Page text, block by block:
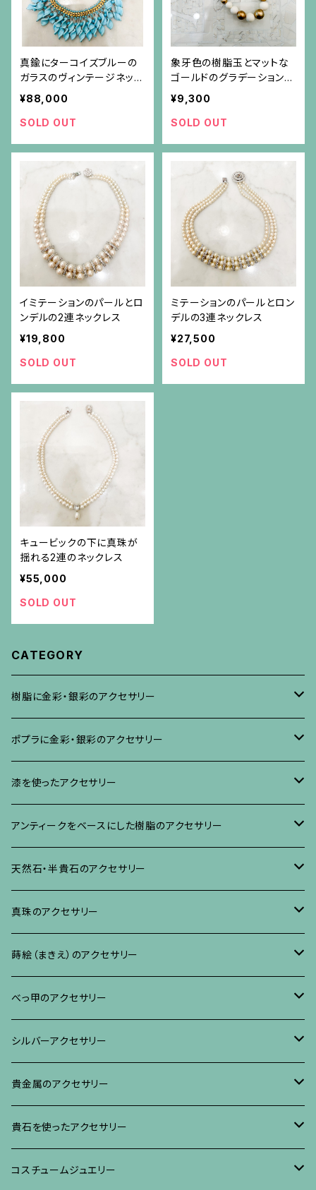
真鍮にターコイズブルーの
ガラスのヴィンテージネック
レス
¥88,000
SOLD OUT
象牙色の樹脂玉とマットな
ゴールドのグラデーションネ
ックレス
¥9,300
SOLD OUT
イミテーションのパールとロ
ンデルの2連ネックレス
¥19,800
SOLD OUT
ミテーションのパールとロン
デルの3連ネックレス
¥27,500
SOLD OUT
キュービックの下に真珠が
揺れる2連のネックレス
¥55,000
SOLD OUT
CATEGORY
樹脂に金彩・銀彩のアクセサリー
ブローチ
イヤリング・ピアス
ネックレス、その他
ポプラに金彩・銀彩のアクセサリー
ブローチ
イヤリング、ピアス
ネックレス、ペンダント
ブレスレット、バングル、その他
漆を使ったアクセサリー
ブローチ
イヤリング・ピアス
ネックレス・ペンダント
リング
ブレスレット・バングル、その他
アンティークをベースにした樹脂のアクセサリー
ブローチ
イヤリング・ピアス
ネックレス、ペンダント
ブレスレット、その他
天然石・半貴石のアクセサリー
ブローチ
イヤリング・ピアス
ネックレス、ペンダント
リング
ブレスレット、その他
真珠のアクセサリー
ブローチ
イヤリング・ピアス
ネックレス、ペンダント
リング
ブレスレット、その他
蒔絵（まきえ）のアクセサリー
べっ甲に蒔絵のアクセサリー
ブローチ
イヤリング・ピアス
真珠に蒔絵のアクセサリー
ブローチ
イヤリング、ピアス
水晶に蒔絵のアクセサリー
ブローチ
イヤリング、ピアス
朴の木やポプラに蒔絵のアクセサリー
ブローチ
その他の蒔絵のアクセサリー
べっ甲のアクセサリー
ブローチ
イヤリング、ピアス
ネックレス、ペンダント
リング
シルバーアクセサリー
ブローチ
イヤリング、ピアス
ネックレス、ペンダント
貴金属のアクセサリー
ブローチ
イヤリング、ピアス
貴石を使ったアクセサリー
ブローチ
コスチュームジュエリー